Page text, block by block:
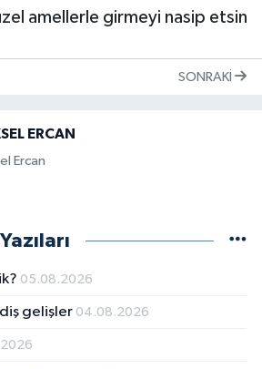
amellerle girmeyi nasip etsin
SONRAKI
ERCAN
Ercan
05.08.2026
gelişler 04.08.2026